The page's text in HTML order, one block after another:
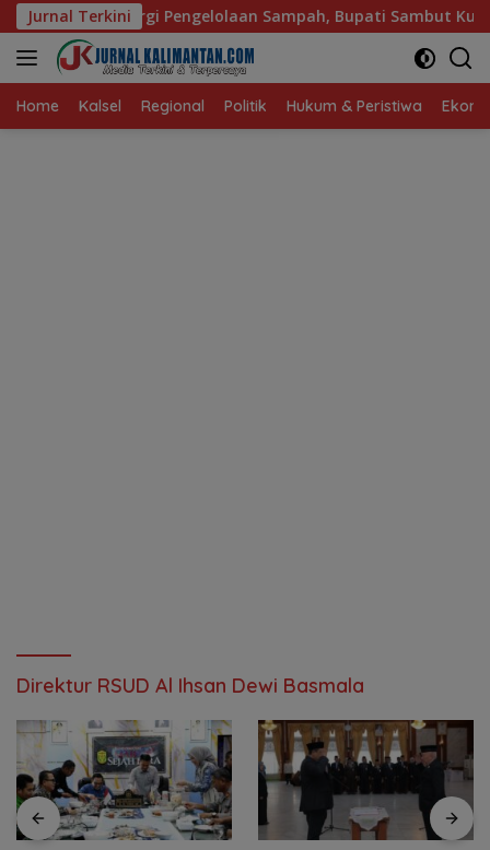
Langsung
ke
konten
Jurnal TerkiniSampah, Bupati Sambut Kunjungan Istri Menteri
Home Kalsel Regional Politik Hukum & Peristiwa
Direktur RSUD Al Ihsan Dewi Basmala